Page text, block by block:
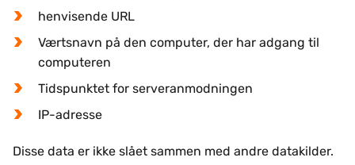
henvisende URL
Værtsnavn på den computer, der har adgang til
computeren
Tidspunktet for serveranmodningen
IP-adresse
Disse data er ikke slået sammen med andre datakilder.